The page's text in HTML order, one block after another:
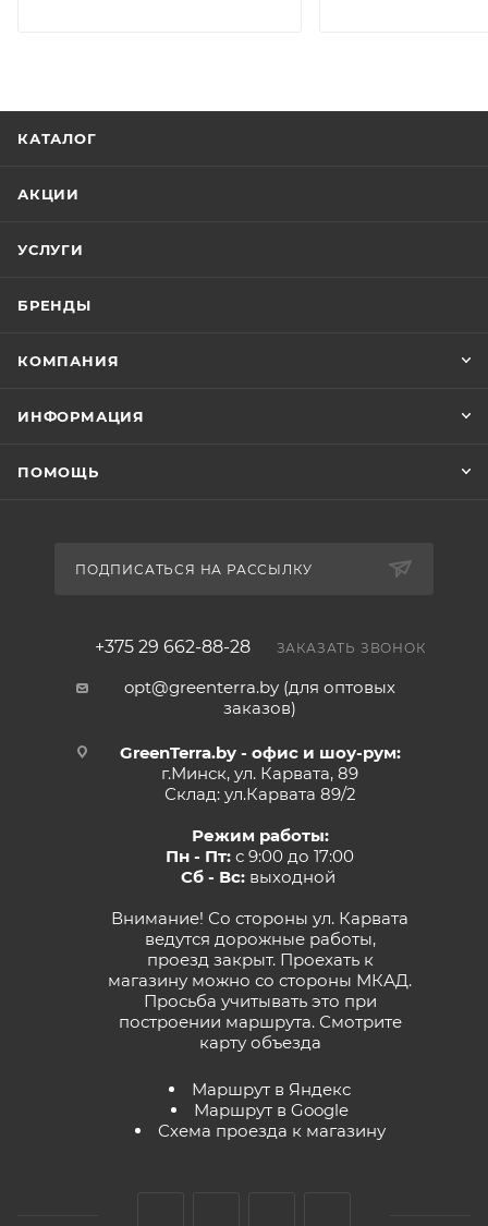
КАТАЛОГ
АКЦИИ
УСЛУГИ
БРЕНДЫ
КОМПАНИЯ
ИНФОРМАЦИЯ
ПОМОЩЬ
ПОДПИСАТЬСЯ НА РАССЫЛКУ
+375 29 662-88-28 ЗАКАЗАТЬ ЗВОНОК
opt@greenterra.by (для оптовых
заказов)
GreenTerra.by - офис и шоу-рум:
г.Минск, ул. Карвата, 89
Склад: ул.Карвата 89/2
Режим работы:
Пн - Пт: с 9:00 до 17:00
Сб - Вс:выходной
Внимание! Со стороны ул. Карвата
ведутся дорожные работы,
проезд закрыт. Проехать к
магазину можно со стороны МКАД.
Просьба учитывать это при
построении маршрута. Смотрите
карту объезда
Маршрут в Яндекс
Маршрут в Google
Схема проезда к магазину